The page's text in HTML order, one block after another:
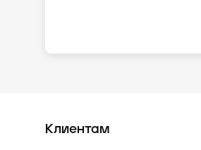
Клиентам